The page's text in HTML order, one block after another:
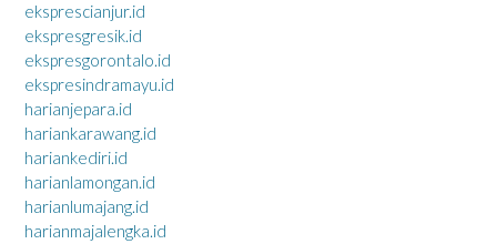
eksprescianjur.id
ekspresgresik.id
ekspresgorontalo.id
ekspresindramayu.id
harianjepara.id
hariankarawang.id
hariankediri.id
harianlamongan.id
harianlumajang.id
harianmajalengka.id